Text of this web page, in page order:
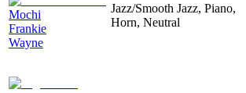
Mochi
Frankie
Wayne
Jazz/Smooth Jazz, Piano,
Horn, Neutral